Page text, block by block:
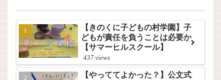
【きのくに子どもの村学園】子
どもが責任を負うことは必要か
【サマーヒルスクール】
437 views
【やっててよかった？】公文式